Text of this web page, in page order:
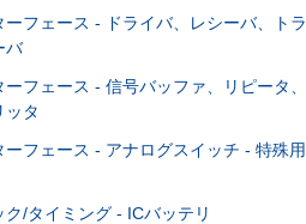
ーフェース - ドライバ、レシーバ、トラ
バ
ーフェース - 信号バッファ、リピータ、
ッタ
ーフェース - アナログスイッチ - 特殊用
ク/タイミング - ICバッテリ